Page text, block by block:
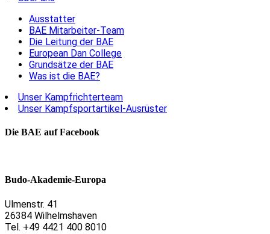
Ausstatter
BAE Mitarbeiter-Team
Die Leitung der BAE
European Dan College
Grundsätze der BAE
Was ist die BAE?
Unser Kampfrichterteam
Unser Kampfsportartikel-Ausrüster
Die BAE auf Facebook
Budo-Akademie-Europa
Ulmenstr. 41
26384 Wilhelmshaven
Tel. +49 4421 400 8010